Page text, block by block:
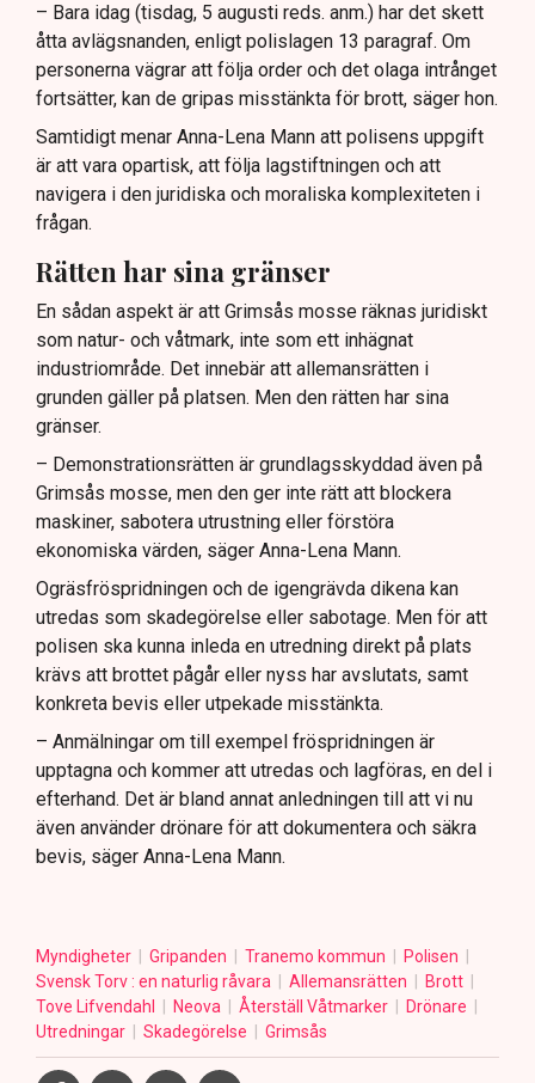
– Bara idag (tisdag, 5 augusti reds. anm.) har det skett
åtta avlägsnanden, enligt polislagen 13 paragraf. Om
personerna vägrar att följa order och det olaga intrånget
fortsätter, kan de gripas misstänkta för brott, säger hon.
Samtidigt menar Anna-Lena Mann att polisens uppgift
är att vara opartisk, att följa lagstiftningen och att
navigera i den juridiska och moraliska komplexiteten i
frågan.
Rätten har sina gränser
En sådan aspekt är att Grimsås mosse räknas juridiskt
som natur- och våtmark, inte som ett inhägnat
industriområde. Det innebär att allemansrätten i
grunden gäller på platsen. Men den rätten har sina
gränser.
– Demonstrationsrätten är grundlagsskyddad även på
Grimsås mosse, men den ger inte rätt att blockera
maskiner, sabotera utrustning eller förstöra
ekonomiska värden, säger Anna-Lena Mann.
Ogräsfröspridningen och de igengrävda dikena kan
utredas som skadegörelse eller sabotage. Men för att
polisen ska kunna inleda en utredning direkt på plats
krävs att brottet pågår eller nyss har avslutats, samt
konkreta bevis eller utpekade misstänkta.
– Anmälningar om till exempel fröspridningen är
upptagna och kommer att utredas och lagföras, en del i
efterhand. Det är bland annat anledningen till att vi nu
även använder drönare för att dokumentera och säkra
bevis, säger Anna-Lena Mann.
Myndigheter Gripanden Tranemo kommun
Polisen
Svensk Torv : en naturlig råvara
Allemansrätten
Brott
Tove Lifvendahl
Neova Återställ Våtmarker
Drönare
Utredningar
Skadegörelse Grimsås